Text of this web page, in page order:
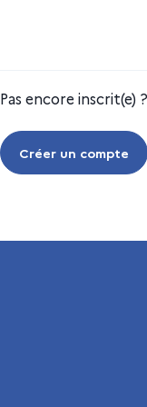
Pas encore inscrit(e) ?
Créer un compte